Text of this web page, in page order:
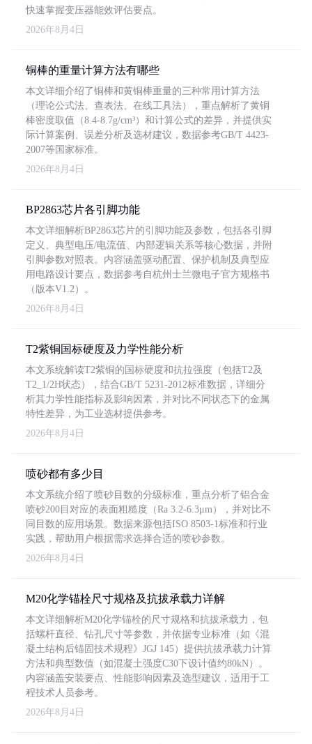
快速掌握变压器能效评估要点。
2026年8月4日
铜棒的重量计算方法有哪些
本文详细介绍了铜棒和黄铜棒重量的三种常用计算方法
（理论公式法、查表法、在线工具法），重点解析了黄铜
棒密度取值（8.4-8.7g/cm³）和计算公式的差异，并提供实
际计算案例、误差分析及选材建议，数据参考GB/T 4423-
2007等国家标准。
2026年8月4日
BP2863芯片各引脚功能
本文详细解析BP2863芯片的引脚功能及参数，包括各引脚
定义、典型电压/电流值、内部逻辑关系等核心数据，并附
引脚参数对照表。内容涵盖驱动配置、保护机制及典型应
用电路设计要点，数据参考自杭州士兰微电子官方规格书
（版本V1.2）。
2026年8月4日
T2紫铜国标硬度及力学性能分析
本文系统解读T2紫铜的国标硬度和抗拉强度（包括T2及
T2_1/2H状态），结合GB/T 5231-2012标准数据，详细分
析其力学性能指标及影响因素，并对比不同状态下的金属
特性差异，为工业选材提供参考。
2026年8月4日
喷砂都有多少目
本文系统介绍了喷砂目数的分级标准，重点分析了铝合金
喷砂200目对应的表面粗糙度（Ra 3.2-6.3μm），并对比不
同目数的应用场景。数据来源包括ISO 8503-1标准和行业
实践，帮助用户根据需求选择合适的喷砂参数。
2026年8月4日
M20化学锚栓尺寸规格及抗拔承载力详解
本文详细解析M20化学锚栓的尺寸规格和抗拔承载力，包
括螺杆直径、钻孔尺寸等参数，并依据专业标准（如《混
凝土结构后锚固技术规程》JGJ 145）提供抗拔承载力计算
方法和典型数值（如混凝土强度C30下设计值约80kN）。
内容涵盖安装要点、性能影响因素及选型建议，适用于工
程技术人员参考。
2026年8月4日